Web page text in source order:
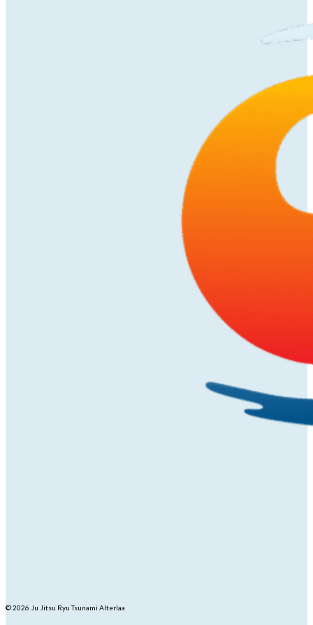
© 2026 Ju Jitsu Ryu Tsunami Alterlaa